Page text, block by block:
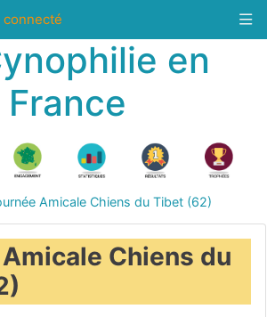
connecté
en
France
Amicale Chiens du Tibet (62)
Chiens du